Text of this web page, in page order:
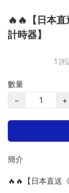
🔥🔥【日本
計時器】
1 評
數量
−
+
簡介
🔥🔥【日本直送